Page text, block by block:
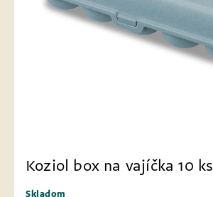
Koziol box na vajíčka 10 ks
Skladom